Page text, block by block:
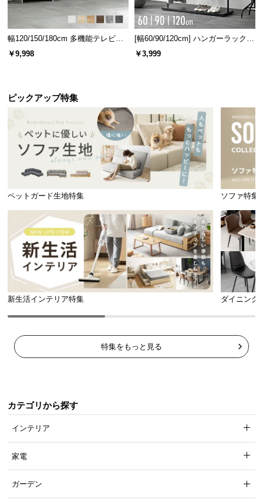
幅120/150/180cm 多機能テレビボ
ード 木目/石目調 オープン収納・
￥9,998
[幅60/90/120cm] ハンガーラック
スチール 4段階高さ調節 サイドフ
￥3,999
ピックアップ特集
ペットガード生地特集 ソファ特集
新生活インテリア特集 ダイニング
特集をもっと見る
カテゴリから探す
インテリア
家電
ガーデン